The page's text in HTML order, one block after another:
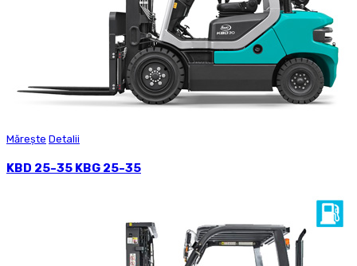
Mărește Detalii
KBD 25-35 KBG 25-35